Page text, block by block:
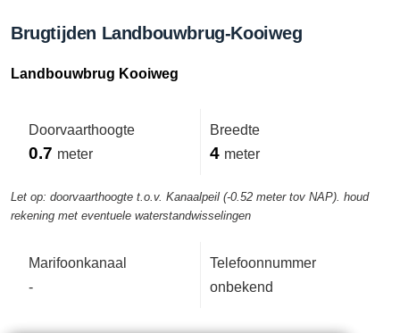
Brugtijden Landbouwbrug-Kooiweg
Landbouwbrug Kooiweg
Doorvaarthoogte
0.7 meter
Breedte
4 meter
Let op: doorvaarthoogte t.o.v. Kanaalpeil (-0.52 meter tov NAP). houd
rekening met eventuele waterstandwisselingen
Marifoonkanaal
-
Telefoonnummer
onbekend